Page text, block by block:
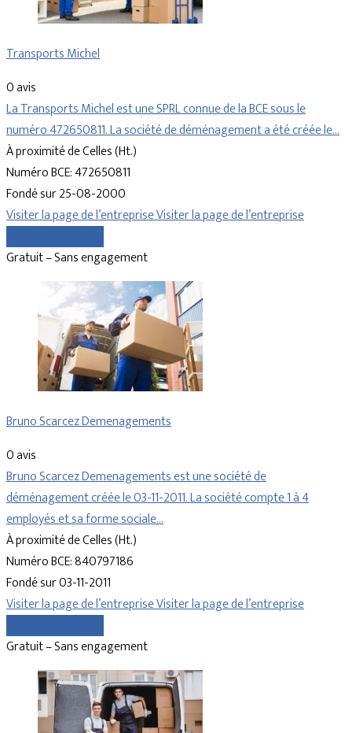
Transports Michel
0 avis
La Transports Michel est une SPRL connue de la BCE sous le
numéro 472650811. La société de déménagement a été créée le…
À proximité de Celles (Ht.)
Numéro BCE: 472650811
Fondé sur 25-08-2000
Visiter la page de l’entrepriseVisiter la page de l’entreprise
Gratuit – Sans engagement
Bruno Scarcez Demenagements
0 avis
Bruno Scarcez Demenagements est une société de
déménagement créée le 03-11-2011. La société compte 1 à 4
employés et sa forme sociale…
À proximité de Celles (Ht.)
Numéro BCE: 840797186
Fondé sur 03-11-2011
Visiter la page de l’entrepriseVisiter la page de l’entreprise
Gratuit – Sans engagement